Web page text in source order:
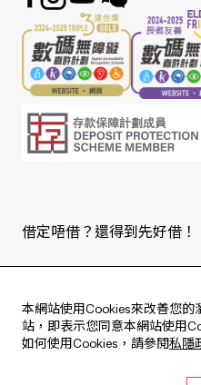
本網站使用Cookies來改善您的
站，即表示您同意本網站使用
如何使用Cookies，請參閱私隱
借定唔借？還得到先好借！
Live every moment